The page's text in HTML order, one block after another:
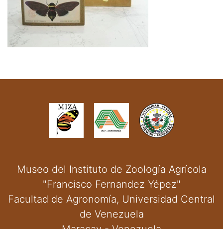
Museo del Instituto de Zoología Agrícola
"Francisco Fernandez Yépez"
Facultad de Agronomía, Universidad Central
de Venezuela